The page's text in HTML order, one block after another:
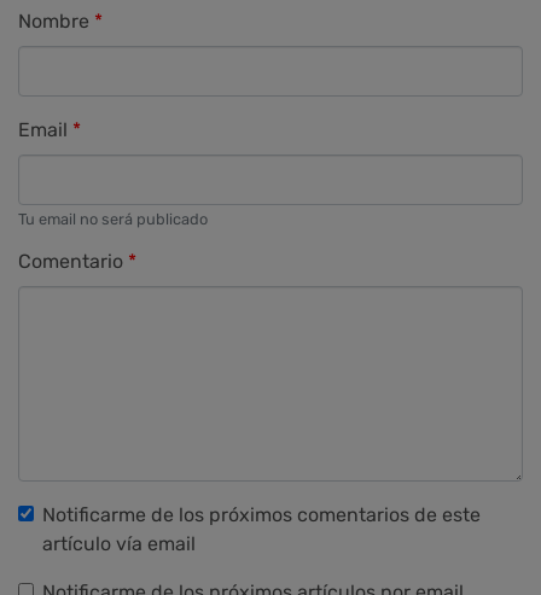
Nombre
Email
Tu email no será publicado
Comentario
Notificarme de los próximos comentarios de este
artículo vía email